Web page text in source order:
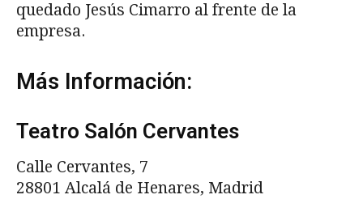
quedado Jesús Cimarro al frente de la
empresa.
Más Información:
Teatro Salón Cervantes
Calle Cervantes, 7
28801 Alcalá de Henares, Madrid